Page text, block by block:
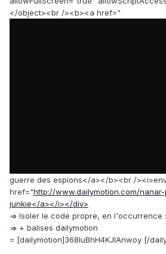
</object><br /><b><a href="
guerre des espions</a></b><br /
href="http://www.dailymotion.com/
junkie</a></i></div>
=> Isoler le code propre, en l'occurrence
=> + balises dailymotion
= [dailymotion]368IuBhH4KJIAnwoy [/